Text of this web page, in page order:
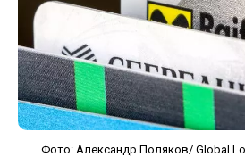
Фото: Александр Поляков/ Global